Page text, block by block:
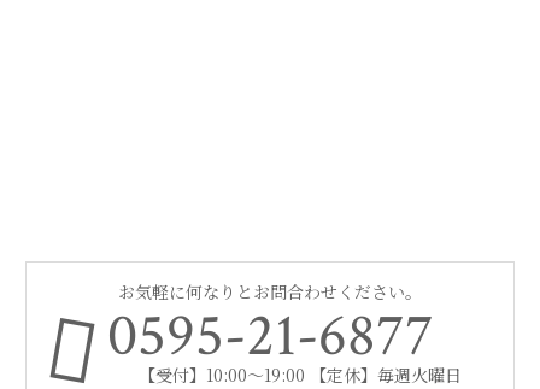
お気軽に何なりとお問合わせください。
0595-21-6877
【受付】10:00～19:00 【定休】毎週火曜日